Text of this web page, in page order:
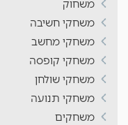
משחוק
משחקי חשיבה
משחקי מחשב
משחקי קופסה
משחקי שולחן
משחקי תנועה
משחקים